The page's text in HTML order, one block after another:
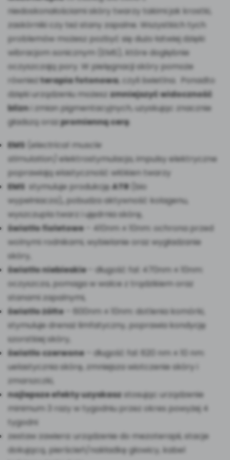
niedoskonałościami skóry twarzy takimi jak krostki,
zaskórniki czy też stany zapalne. Wszystkich tych
problemów możesz pozbyć się dużo łatwiej dzięki
wibracjom sonicznym (EMS), które dogłębnie
oczyszczają pory. W pielęgnacji skóry pomoże
równieżterapia fotonowa, czyli świetlna. Ponadto
dzięki urządzeniu możesz zmniejszyć widoczność
blizni zmian pigmentacyjnych, uzyskując znacznie
gładszą orazpromienną cerę.
EMS electrical muscle
stimulation)
elektrostymulacja, impulsy elektryczne
poprawiają elastyczność włókien twarzy
EMS stymuluje produkcjęATR (bio
wypełniacza)
pobudza aktywność kolagenu,
wyszczupla twarz i ujędrnia skórę,
światło fioletowe– 410nm ± 10nm: ochrona przed
wolnymi rodnikami, wybielanie oraz wygładzanie
skóry,
światło niebieskie – długość fal: 470nm ± 10nm:
oczyszcza, pomaga w walce z trądzikiem oraz
stanami zapalnymi,
światło żółte– 600nm ± 10nm: dotlenia komórki,
stymuluje drenaż limfatyczny, poprawia kondycję
szorstkiej skóry,
światło czerwone– długość fal: 620 nm ± 10 nm:
uelastycznia skórę, zmniejsza wiotczenie skóry i
zmarszczki,
najlepsze efekty uzyskasz stosując urządzenie
minimum 3 razy w tygodniu przez okres powyżej 4
tygodni
zestaw zawiera: urządzenie do mezoterapii, stacje
dokującą, pierścień/nakładkę głowicy, kabel